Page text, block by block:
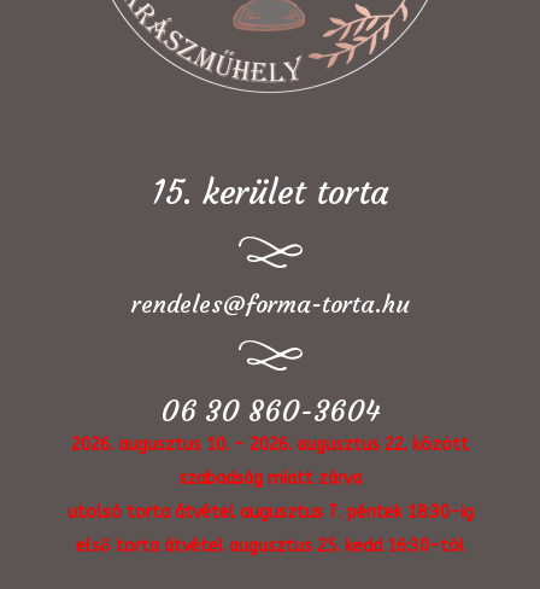
15. kerület torta
rendeles@forma-torta.hu
06 30 860-3604
2026. augusztus 10. - 2026. augusztus 22. között
szabadság miatt zárva
utolsó torta átvétel augusztus 7. péntek 18:30-ig
első torta átvétel augusztus 25. kedd 16:30-tól